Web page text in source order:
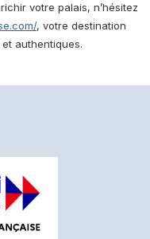
votre palais, n’hésitez
, votre destination
authentiques.